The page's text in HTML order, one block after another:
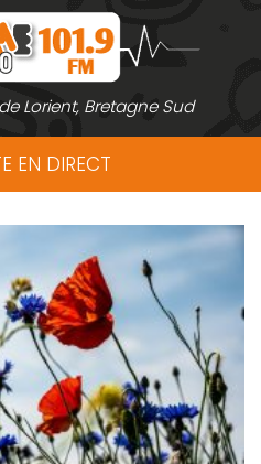
Lorient, Bretagne Sud
EN DIRECT